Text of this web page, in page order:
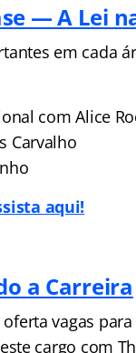
— A Lei
em cada
com Alice
Carvalho
aqui!
a Carreira
vagas
cargo com